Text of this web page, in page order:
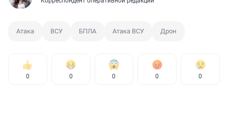
Атака ВСУ БПЛА Атака ВСУ Дрон
0 0 0 0 0